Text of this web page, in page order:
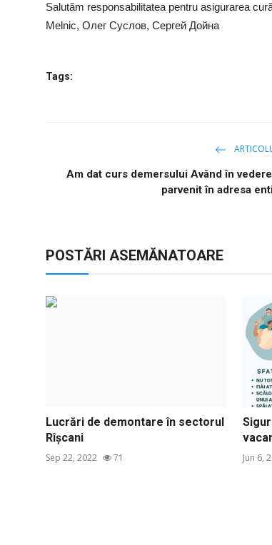
Salutăm responsabilitatea pentru asigurarea
Melnic, Олег Суслов, Сергей Дойна
Tags:
Am dat curs demersului Având în
parvenit în adresa
POSTĂRI ASEMĂNATOARE
Lucrări de demontare în sectorul
Rîșcani
Sep 22, 2022 71 Jun 6,